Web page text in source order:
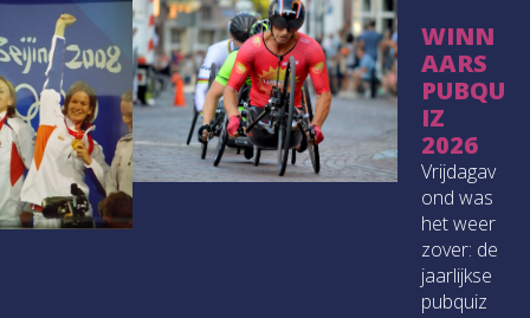
WINN
AARS
PUBQU
IZ
2026
Vrijdagav
ond was
het weer
zover: de
jaarlijkse
pubquiz